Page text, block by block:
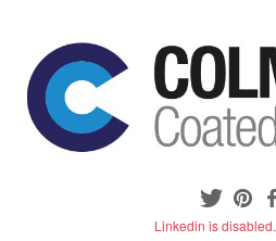
Linkedin is disabled.